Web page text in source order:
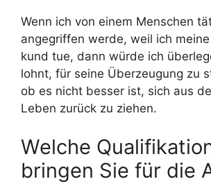
Wenn ich von einem Menschen
angegriffen werde, weil ich
kund tue, dann würde ich
lohnt, für seine Überzeugung zu
ob es nicht besser ist, sich aus
Leben zurück zu ziehen.
Welche
bringen Sie für die